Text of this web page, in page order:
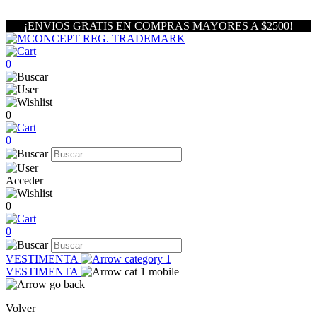
¡ENVIOS GRATIS EN COMPRAS MAYORES A $2500!
0
0
0
Acceder
0
0
VESTIMENTA
VESTIMENTA
Volver